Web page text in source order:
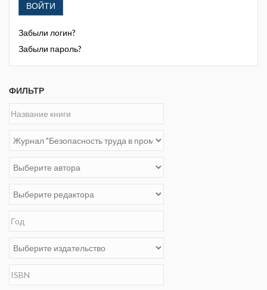
ВОЙТИ
Забыли логин?
Забыли пароль?
ФИЛЬТР